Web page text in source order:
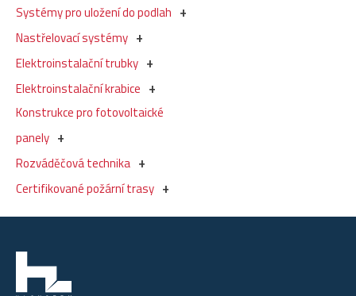
Systémy pro uložení do podlah
Nastřelovací systémy
Elektroinstalační trubky
Elektroinstalační krabice
Konstrukce pro fotovoltaické
panely
Rozváděčová technika
Certifikované požární trasy